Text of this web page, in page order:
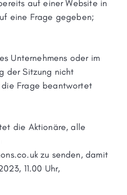
auf einer Website in
eine Frage gegeben;
Unternehmens oder im
der Sitzung nicht
die Frage beantwortet
die Aktionäre, alle
zu senden, damit
11.00 Uhr,